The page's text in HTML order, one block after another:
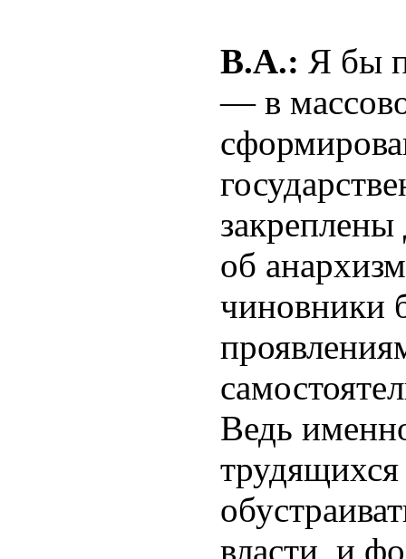
В.А.: Я бы
— в
закреплены
об
чиновники
Ведь
власти, и